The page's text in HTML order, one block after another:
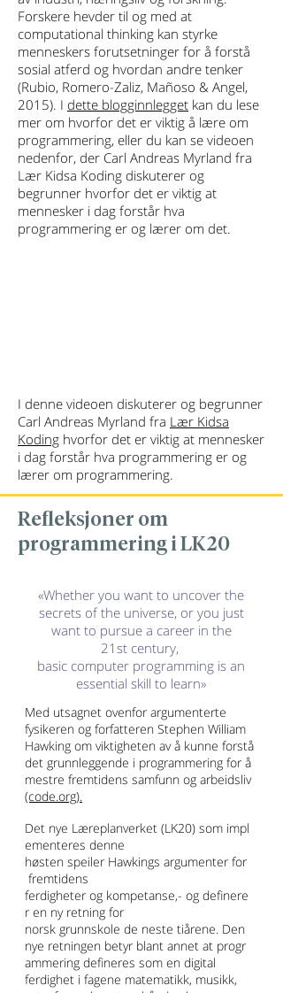
Forskere hevder til og med at
computational thinking kan styrke
menneskers forutsetninger for å forstå
sosial atferd og hvordan andre tenker
(Rubio, Romero-Zaliz, Mañoso & Angel,
2015). I dette blogginnlegget kan du lese
mer om hvorfor det er viktig å lære om
programmering, eller du kan se videoen
nedenfor, der Carl Andreas Myrland fra
Lær Kidsa Koding diskuterer og
begrunner hvorfor det er viktig at
mennesker i dag forstår hva
programmering er og lærer om det.
I denne videoen diskuterer og begrunner
Carl Andreas Myrland fra Lær Kidsa
Koding hvorfor det er viktig at mennesker
i dag forstår hva programmering er og
lærer om programmering.
Refleksjoner om
programmering i LK20
«Whether you want to uncover the
secrets of the universe, or you just
want to pursue a career in the
21st century,
basic computer programming is an
essential skill to learn»
Med utsagnet ovenfor argumenterte
fysikeren og forfatteren Stephen William
Hawking om viktigheten av å kunne forstå
det grunnleggende i programmering for å
mestre fremtidens samfunn og arbeidsliv
(code.org).
Det nye Læreplanverket (LK20) som impl
ementeres denne
høsten speiler Hawkings argumenter for
fremtidens
ferdigheter og kompetanse,- og definere
r en ny retning for
norsk grunnskole de neste tiårene. Den
nye retningen betyr blant annet at progr
ammering defineres som en digital
ferdighet i fagene matematikk, musikk,